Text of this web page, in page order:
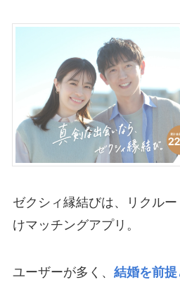
ゼクシィ縁結びは、リクル
けマッチングアプリ。
ユーザーが多く、 結婚を前